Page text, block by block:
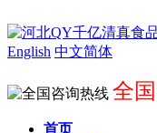
English 中文简体
全
首页